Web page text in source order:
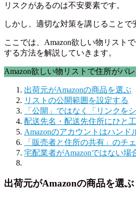
リスクがあるのは不安要素です。
しかし、適切な対策を講じることで
ここでは、Amazon欲しい物リスト
する方法を解説していきます。
Amazon欲しい物リストで住所がバ
出荷元がAmazonの商品を選ぶ
リストの公開範囲を設定する
「公開」ではなく「リンクを
配送先名・配送先住所にひと
Amazonのアカウントはハンド
「販売者と住所の共有」のチ
宅配業者がAmazonではない場
出荷元がAmazonの商品を選ぶ